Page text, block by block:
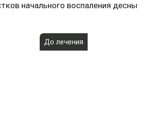
начального воспаления десны
До лечения